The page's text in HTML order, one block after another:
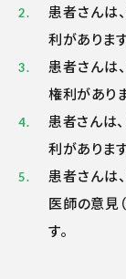
患者さんは
利があります
患者さんは
権利がありま
患者さんは
利があります
患者さんは
医師の意見
す。